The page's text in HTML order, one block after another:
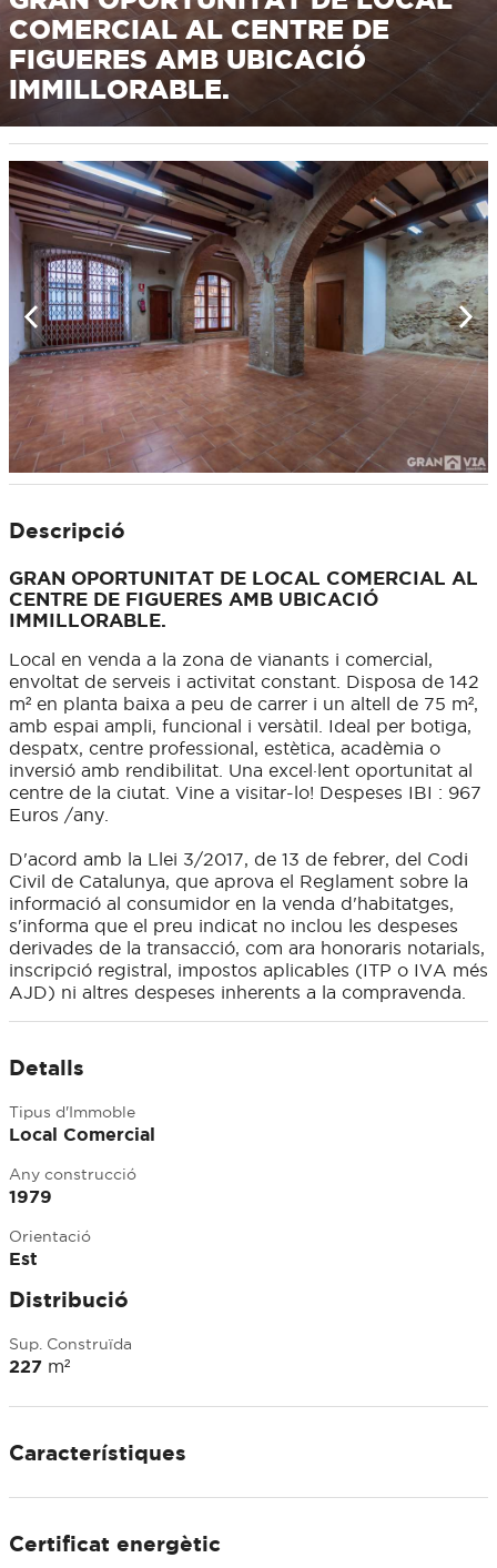
COMERCIAL AL CENTRE DE
FIGUERES AMB UBICACIÓ
IMMILLORABLE.
Descripció
GRAN OPORTUNITAT DE LOCAL COMERCIAL AL
CENTRE DE FIGUERES AMB UBICACIÓ
IMMILLORABLE.
Local en venda a la zona de vianants i comercial,
envoltat de serveis i activitat constant. Disposa de 142
m² en planta baixa a peu de carrer i un altell de 75 m²,
amb espai ampli, funcional i versàtil. Ideal per botiga,
despatx, centre professional, estètica, acadèmia o
inversió amb rendibilitat. Una excel·lent oportunitat al
centre de la ciutat. Vine a visitar-lo! Despeses IBI : 967
Euros /any.
D'acord amb la Llei 3/2017, de 13 de febrer, del Codi
Civil de Catalunya, que aprova el Reglament sobre la
informació al consumidor en la venda d'habitatges,
s'informa que el preu indicat no inclou les despeses
derivades de la transacció, com ara honoraris notarials,
inscripció registral, impostos aplicables (ITP o IVA més
AJD) ni altres despeses inherents a la compravenda.
Detalls
Tipus d'Immoble
Local Comercial
Any construcció
1979
Orientació
Est
Distribució
Sup. Construïda
227 m²
Característiques
Certificat energètic